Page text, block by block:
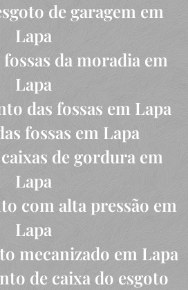
de garagem em
Lapa
da moradia em
Lapa
das fossas em Lapa
fossas em Lapa
de gordura em
Lapa
com alta pressão em
Lapa
mecanizado em Lapa
de caixa do esgoto